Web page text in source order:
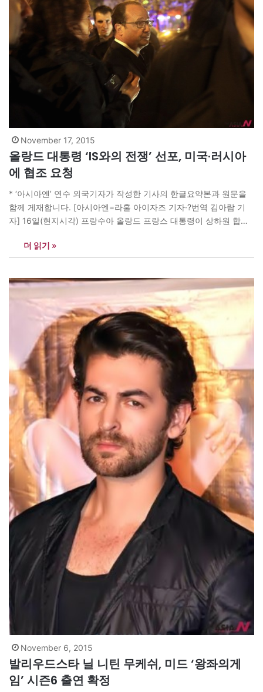
November 17, 2015
올랑드 대통령 ‘IS와의 전쟁’ 선포, 미국·러시아
에 협조 요청
* ‘아시아엔’ 연수 외국기자가 작성한 기사의 한글요약본과 원문을
함께 게재합니다. [아시아엔=라훌 아이자즈 기자·?번역 김아람 기
자] 16일(현지시각) 프랑수아 올랑드 프랑스 대통령이 상하원 합동
청했다. 올랑드 대통령은 연설을 통해 “국방비를 늘리고 국경 경비
더 읽기 »
November 6, 2015
발리우드스타 닐 니틴 무케쉬, 미드 ‘왕좌의게
임’ 시즌6 출연 확정